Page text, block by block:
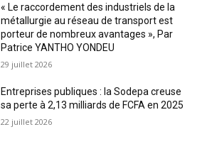
« Le raccordement des industriels de la
métallurgie au réseau de transport est
porteur de nombreux avantages », Par
Patrice YANTHO YONDEU
29 juillet 2026
Entreprises publiques : la Sodepa creuse
sa perte à 2,13 milliards de FCFA en 2025
22 juillet 2026